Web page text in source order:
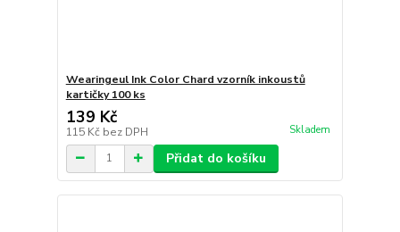
Wearingeul Ink Color Chard vzorník inkoustů
kartičky 100 ks
139 Kč
115 Kč bez DPH Skladem
Přidat do košíku